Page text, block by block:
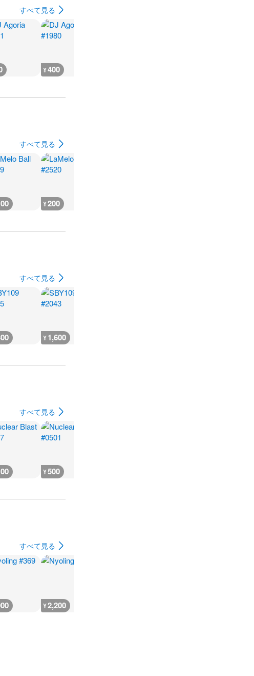
すべて見る
¥400
すべて見る
¥200
すべて見る
¥1,600
すべて見る
¥500
すべて見る
¥2,200